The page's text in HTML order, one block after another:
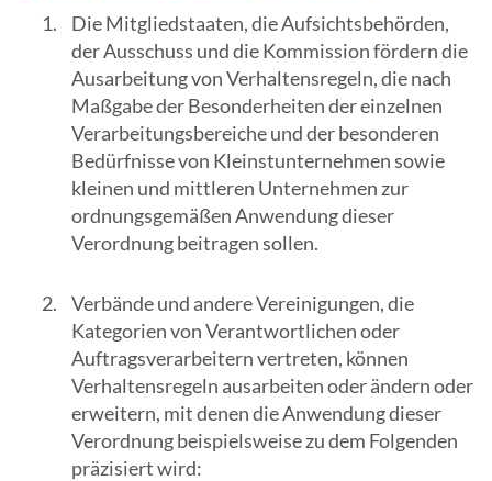
Drücke
die
um
von
können
Touch-
und
Die Mitgliedstaaten, die Aufsichtsbehörden,
der Ausschuss und die Kommission fördern die
Ausarbeitung von Verhaltensregeln, die nach
Maßgabe der Besonderheiten der einzelnen
Verarbeitungsbereiche und der besonderen
Bedürfnisse von Kleinstunternehmen sowie
kleinen und mittleren Unternehmen zur
ordnungsgemäßen Anwendung dieser
Verordnung beitragen sollen.
Verbände und andere Vereinigungen, die
Kategorien von Verantwortlichen oder
Auftragsverarbeitern vertreten, können
Verhaltensregeln ausarbeiten oder ändern oder
erweitern, mit denen die Anwendung dieser
Verordnung beispielsweise zu dem Folgenden
präzisiert wird: